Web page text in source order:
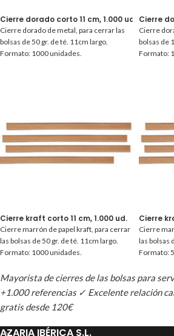
Cierre dorado corto 11 cm, 1.000 ud.
Cierre dorado de metal, para cerrar las
bolsas de 50 gr. de té. 11cm largo.
Formato: 1000 unidades.
Cierre
Cierre
bolsas de
Formato:
Cierre kraft corto 11 cm, 1.000 ud.
Cierre marrón de papel kraft, para cerrar
las bolsas de 50 gr. de té. 11cm largo.
Formato: 1000 unidades.
Cierre
Cierre
las bolsas
Formato:
Mayorista de cierres de las bolsas para
+1.000 referencias ✓ Excelente relación
gratis desde 120€
AZARIA IBÉRICA S.L.